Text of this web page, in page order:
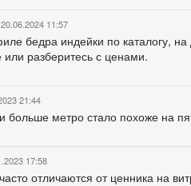
20.06.2024 11:57
бедра индейки по каталогу,
или разберитесь с ценами.
21:44
больше метро стало похоже на
17:58
отличаются от ценника на